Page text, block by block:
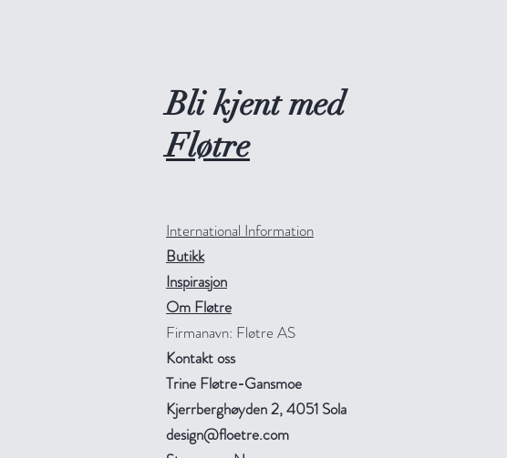
Bli kjent med
Fløtre
International Information
Butikk
Inspirasjon
Om Fløtre
Firmanavn: Fløtre AS
Kontakt oss
Trine Fløtre-Gansmoe
Kjerrberghøyden 2, 4051 Sola
design@floetre.com